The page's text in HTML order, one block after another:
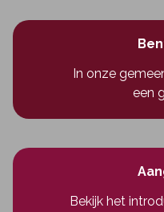
In onze
een
Bekijk het